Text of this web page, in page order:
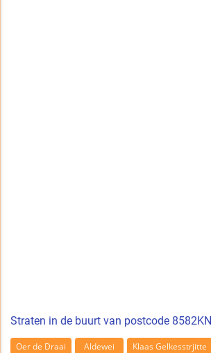
Straten in de buurt van postcode 8582KN
Oer de Draai Aldewei Klaas Gelkesstrjitte